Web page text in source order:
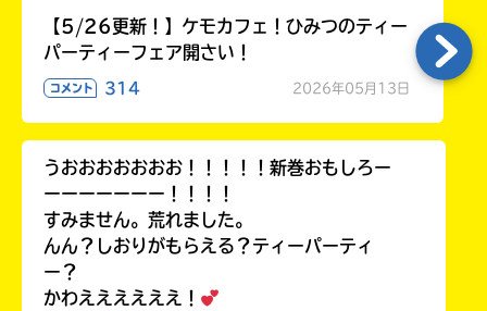
【5/26更新！】ケモカフェ！ひみつのティー
パーティーフェア開さい！
コメント 314 2026年05月13日
うおおおおおおお！！！！！新巻おもしろー
ーーーーーーー！！！！
すみません。荒れました。
んん？しおりがもらえる？ティーパーティ
ー？
かわええええええ！